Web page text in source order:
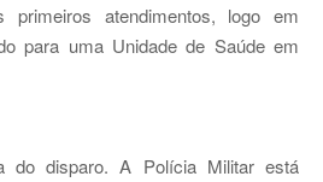
atendimentos, logo em
para uma Unidade de Saúde em
do disparo. A Polícia Militar está